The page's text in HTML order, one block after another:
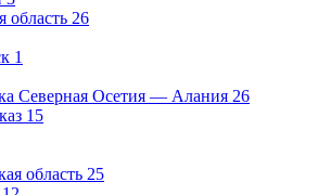
область 26
1
Северная Осетия — Алания 26
15
область 25